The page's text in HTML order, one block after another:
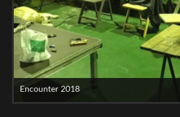
Encounter 2018